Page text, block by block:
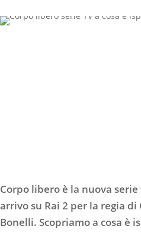
Corpo libero è la nuova
arrivo su Rai 2 per la regia
Bonelli. Scopriamo a cosa è